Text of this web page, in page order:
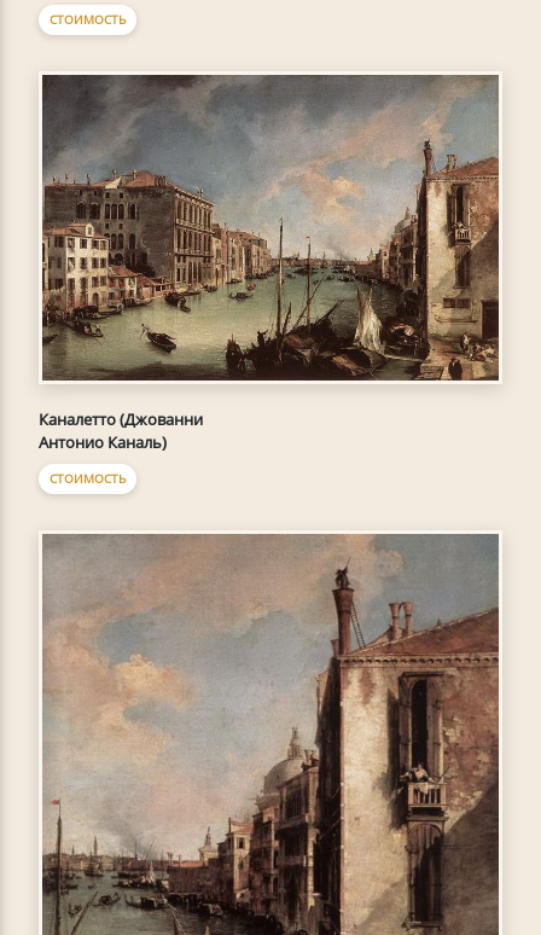
СТОИМОСТЬ
Каналетто (Джованни
Антонио Каналь)
СТОИМОСТЬ